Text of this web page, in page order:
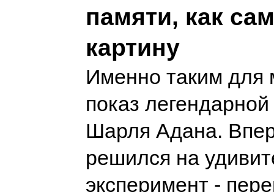
памяти, как
картину
Именно таким для
показ
Шарля Адана.
решился на
эксперимент -